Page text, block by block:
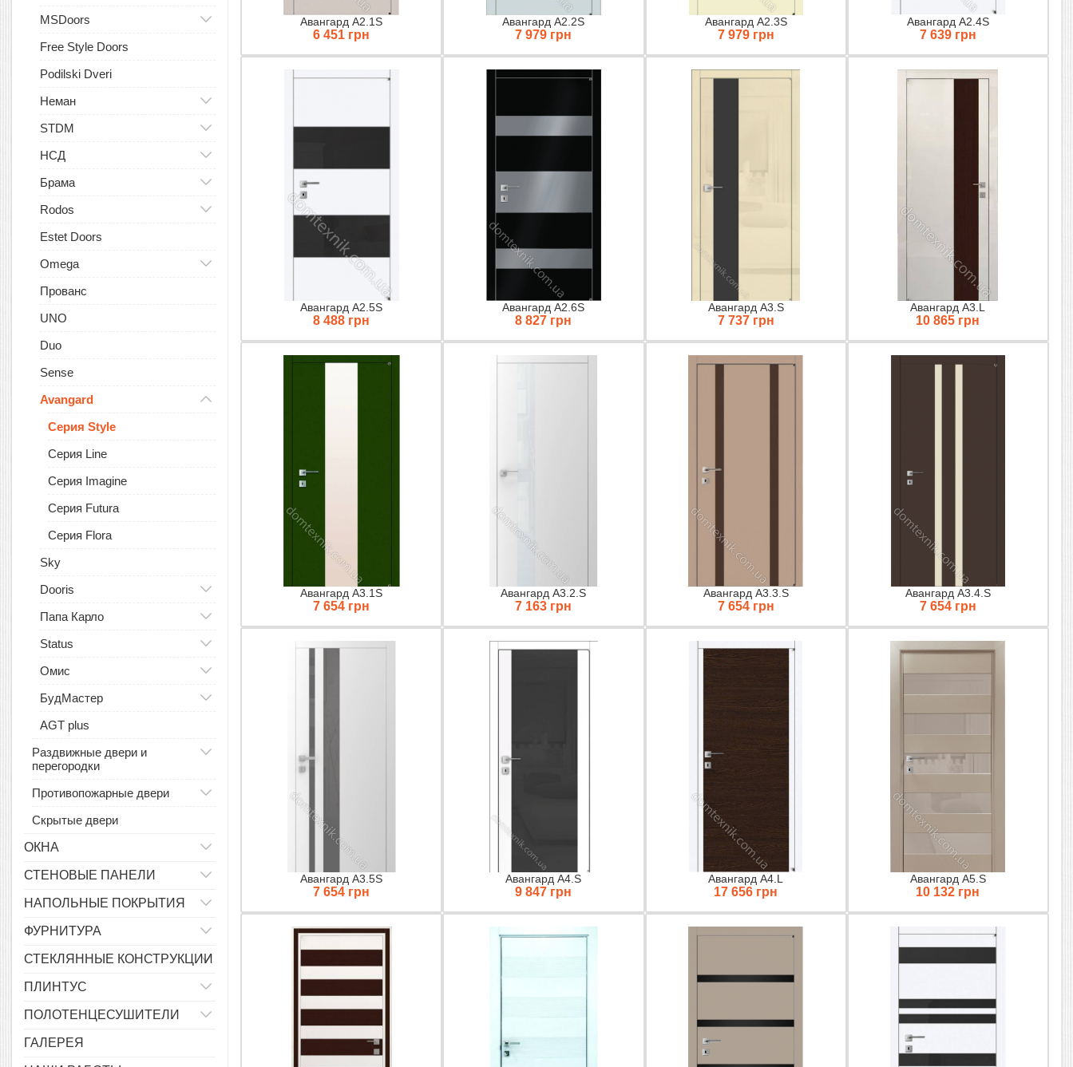
MSDoors
Free Style Doors
Podilski Dveri
Неман
STDM
НСД
Брама
Rodos
Estet Doors
Omega
Прованс
UNO
Duo
Sense
Avangard
Серия Style
Серия Line
Серия Imagine
Серия Futura
Серия Flora
Sky
Dooris
Папа Карло
Status
Омис
БудМастер
AGT plus
Раздвижные двери и
перегородки
Противопожарные двери
Скрытые двери
ОКНА
СТЕНОВЫЕ ПАНЕЛИ
НАПОЛЬНЫЕ ПОКРЫТИЯ
ФУРНИТУРА
СТЕКЛЯННЫЕ КОНСТРУКЦИИ
ПЛИНТУС
ПОЛОТЕНЦЕСУШИТЕЛИ
ГАЛЕРЕЯ
Авангард A2.1S
6 451 грн
Авангард A2.2S
7 979 грн
Авангард A2.3S
7 979 грн
Авангард A2.4S
7 639 грн
Авангард A2.5S
8 488 грн
Авангард A2.6S
8 827 грн
Авангард A3.S
7 737 грн
Авангард А3.L
10 865 грн
Авангард А3.1S
7 654 грн
Авангард А3.2.S
7 163 грн
Авангард А3.3.S
7 654 грн
Авангард А3.4.S
7 654 грн
Авангард А3.5S
7 654 грн
Авангард A4.S
9 847 грн
Авангард А4.L
17 656 грн
Авангард A5.S
10 132 грн